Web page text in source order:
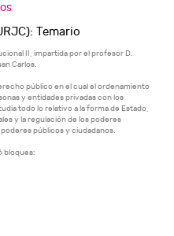
Temario
II, impartida por el profesor D.
Carlos.
público en el cual el ordenamiento
y entidades privadas con los
todo lo relativo a la forma de Estado,
y la regulación de los poderes
públicos y ciudadanos.
bloques: